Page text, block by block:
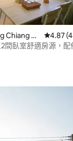
Chiang M
從 440
4.87
間臥室舒適房源，配